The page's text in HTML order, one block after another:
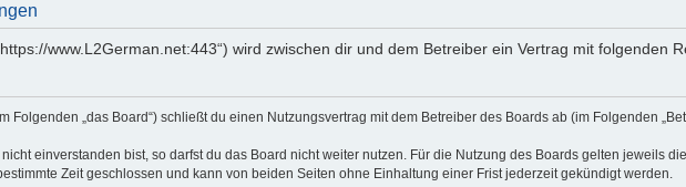
www.L2German.net:443“) wird zwischen dir und dem Betreiber ein Vertrag mit folgenden
Folgenden „das Board“) schließt du einen Nutzungsvertrag mit dem Betreiber des Boards ab (im Folgenden
einverstanden bist, so darfst du das Board nicht weiter nutzen. Für die Nutzung des Boards gelten jeweils
Zeit geschlossen und kann von beiden Seiten ohne Einhaltung einer Frist jederzeit gekündigt werden.